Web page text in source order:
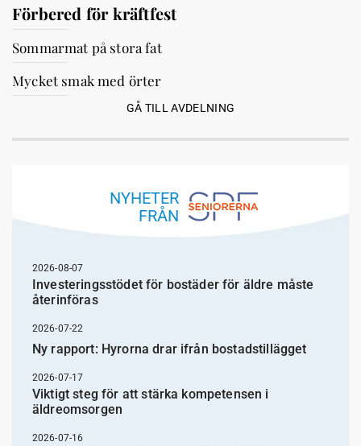
Förbered för kräftfest
Sommarmat på stora fat
Mycket smak med örter
GÅ TILL AVDELNING
NYHETER
FRÅN
2026-08-07
Investeringsstödet för bostäder för äldre måste
återinföras
2026-07-22
Ny rapport: Hyrorna drar ifrån bostadstillägget
2026-07-17
Viktigt steg för att stärka kompetensen i
äldreomsorgen
2026-07-16